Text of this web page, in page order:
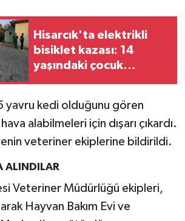
Hisarcık'ta elektrikli
bisiklet kazası: 14
yaşındaki çocuk
yavru kedi olduğunu gören
alabilmeleri için dışarı çıkardı.
veteriner ekiplerine bildirildi.
ALINDILAR
Veteriner Müdürlüğü ekipleri,
Hayvan Bakım Evi ve